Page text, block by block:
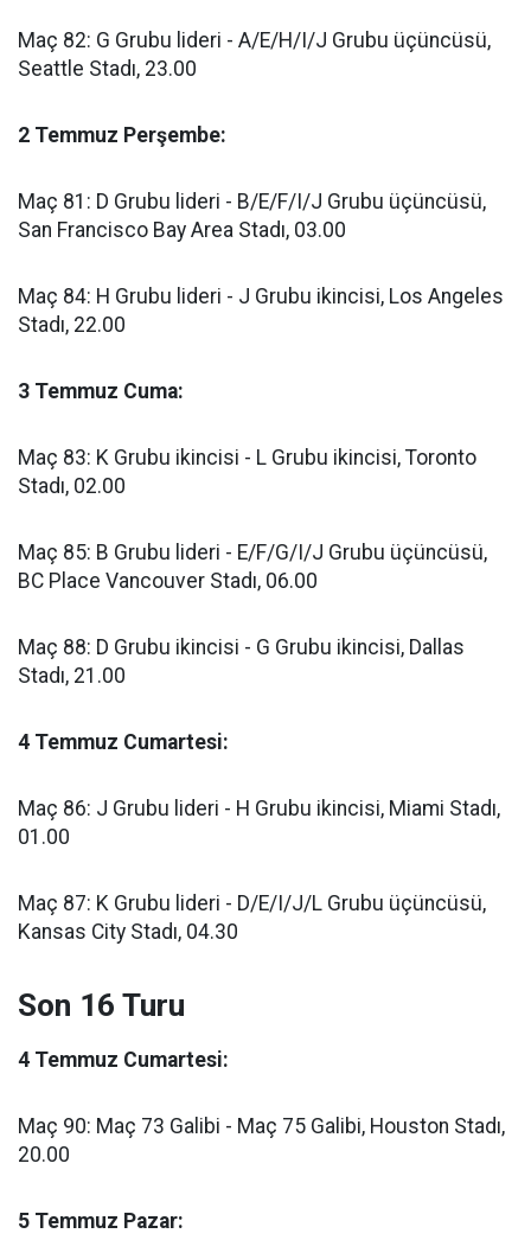
Maç 82: G Grubu lideri - A/E/H/I/J Grubu üçüncüsü,
Seattle Stadı, 23.00
2 Temmuz Perşembe:
Maç 81: D Grubu lideri - B/E/F/I/J Grubu üçüncüsü,
San Francisco Bay Area Stadı, 03.00
Maç 84: H Grubu lideri - J Grubu ikincisi, Los Angeles
Stadı, 22.00
3 Temmuz Cuma:
Maç 83: K Grubu ikincisi - L Grubu ikincisi, Toronto
Stadı, 02.00
Maç 85: B Grubu lideri - E/F/G/I/J Grubu üçüncüsü,
BC Place Vancouver Stadı, 06.00
Maç 88: D Grubu ikincisi - G Grubu ikincisi, Dallas
Stadı, 21.00
4 Temmuz Cumartesi:
Maç 86: J Grubu lideri - H Grubu ikincisi, Miami Stadı,
01.00
Maç 87: K Grubu lideri - D/E/I/J/L Grubu üçüncüsü,
Kansas City Stadı, 04.30
Son 16 Turu
4 Temmuz Cumartesi:
Maç 90: Maç 73 Galibi - Maç 75 Galibi, Houston Stadı,
20.00
5 Temmuz Pazar: